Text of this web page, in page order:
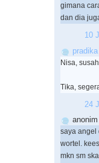
gimana
dan dia
10
Nisa,
Tika,
24
saya angel
wortel.
mkn sm